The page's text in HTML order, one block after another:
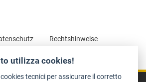
Rechtshinweise
utilizza cookies!
tecnici per assicurare il corretto